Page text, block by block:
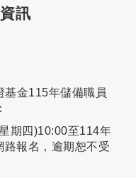
訊
基金115年儲備職員
期四)10:00至114年
報名，逾期恕不受